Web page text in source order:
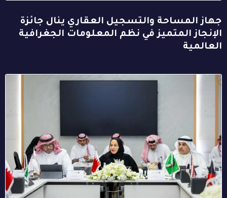
جهاز المساحة والتسجيل العقاري ينال جائزة
الإنجاز المتميز في نظم المعلومات الجغرافية
العالمية